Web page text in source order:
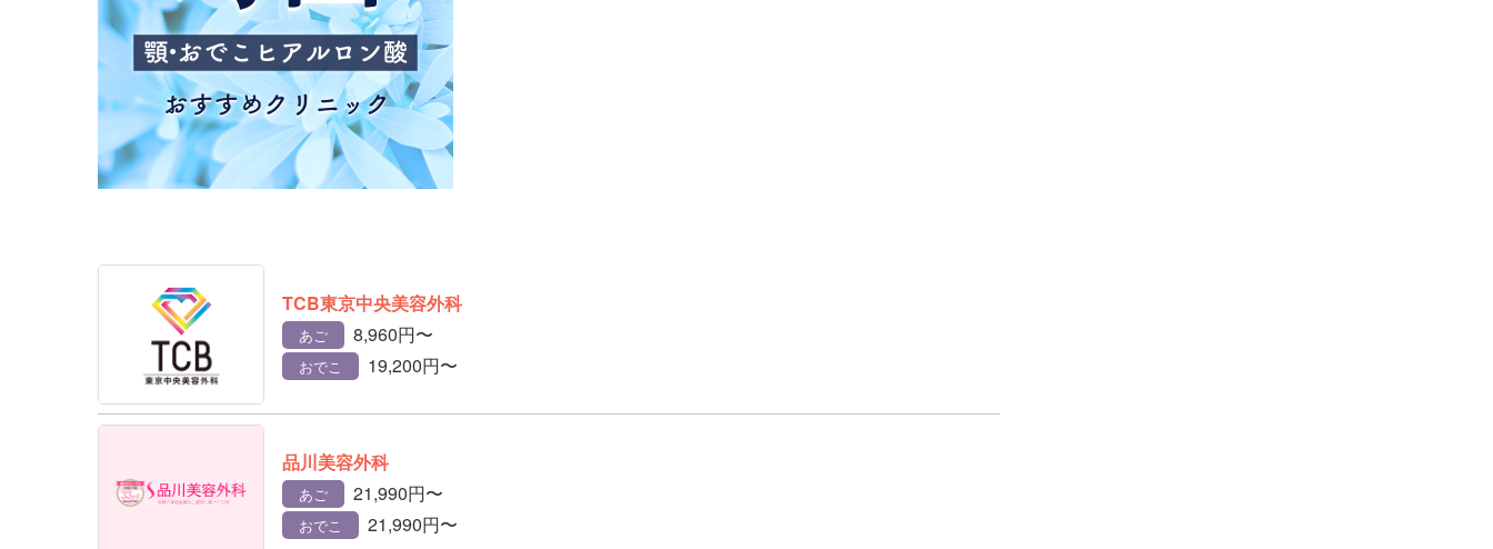
TCB東京中央美容外科
あご 8,960円〜
おでこ 19,200円〜
品川美容外科
あご 21,990円〜
おでこ 21,990円〜